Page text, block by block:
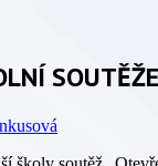
SOUTĚŽE